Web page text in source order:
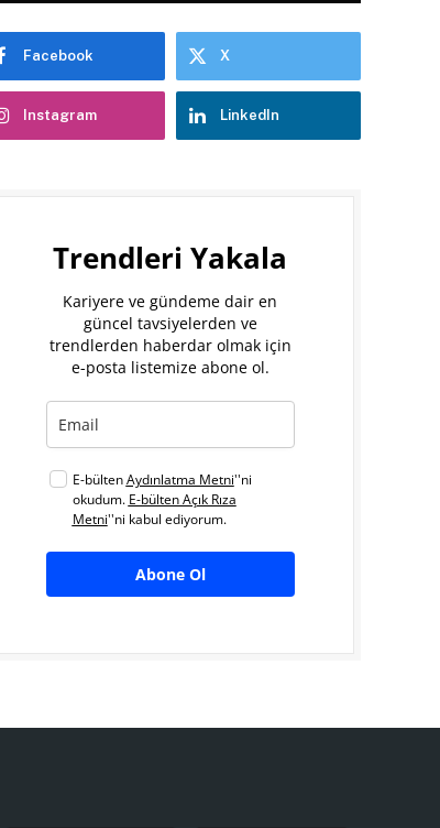
Facebook X
Instagram LinkedIn
Trendleri Yakala
Kariyere ve gündeme dair en
güncel tavsiyelerden ve
trendlerden haberdar olmak için
e-posta listemize abone ol.
E-bültenAydınlatma Metni''ni
okudum. E-bülten Açık Rıza
Metni''ni kabul ediyorum.
Abone Ol